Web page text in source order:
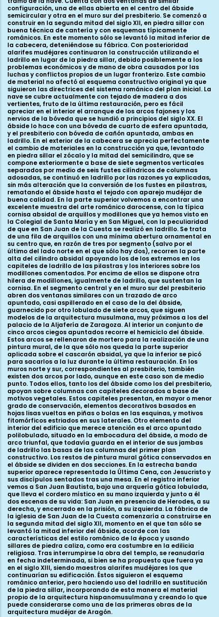
configuración, una de ellas abierta en el centro del ábside
semicircular y otra en el muro sur del presbiterio. Se comenzó a
construir en la segunda mitad del siglo XII, en piedra sillar con
buena técnica de cantería y con esquemas típicamente
románicos. En este momento sólo se levantó la mitad inferior de
la cabecera, deteniéndose su fábrica. Con posterioridad
alarifes mudéjares continuaron la construcción utilizando el
ladrillo en lugar de la piedra sillar, debido posiblemente a los
problemas económicos y de mano de obra causados por las
luchas y conflictos propios de un lugar fronterizo. Este cambio
de material no afectó al esquema constructivo original ya que
siguieron las directrices del sistema románico del plan inicial. La
nave se cubre actualmente con tejado de madera a dos
vertientes, fruto de la última restauración, pero es fácil
apreciar en el interior el arranque de los arcos fajones y los
nervios de la bóveda que se hundió a principios del siglo XX. El
ábside lo hace con una bóveda de cuarto de esfera apuntada,
y el presbiterio con bóveda de cañón apuntada, ambas en
ladrillo. En el exterior de la cabecera se aprecia perfectamente
el cambio de materiales en la construcción ya que, levantado
en piedra sillar el zócalo y la mitad del semicilindro, que se
compone exteriormente a base de siete segmentos verticales
separados por medio de seis fustes cilíndricos de columnas
adosadas, se continuó en ladrillo por las razones ya explicadas,
sin más alteración que la conversión de los fustes en pilastras,
rematando el ábside hasta el tejado con aparejo mudéjar de
buena calidad. En la parte superior volvemos a encontrar una
excelente muestra del arte románico darocense, con la típica
cornisa absidal de arquillos y modillones que ya hemos visto en
la Colegial de Santa María y en San Miguel, con la peculiaridad
de que en San Juan de la Cuesta se realizó en ladrillo. Se trata
de una fila de arquillos con una mínima abertura ornamental en
su centro que, en razón de tres por segmento (salvo por el
último del lado norte en el que sólo hay dos), recorren la parte
alta del cilindro absidal apoyando los de los extremos en los
capiteles de ladrillo de las pilastras y los interiores sobre los
modillones comentados. Por encima de ellos se dispone otra
hilera de modillones, igualmente de ladrillo, que sustentan la
cornisa. En el segmento central y en el muro sur del presbiterio
abren dos ventanas similares con un trazado de arco
apuntado, casi aspillerado en el caso de la del ábside,
guarnecido por otro lobulado de siete arcos, que siguen
modelos de la arquitectura musulmana, muy próximos a los del
palacio de la Aljafería de Zaragoza. Al interior un conjunto de
cinco arcos ciegos apuntados recorre el hemiciclo del ábside.
Estos arcos se rellenaron de mortero para la realización de una
pintura mural, de la que sólo nos queda la parte superior
aplicada sobre el cascarón absidal, ya que la inferior se picó
para sacarlos a la luz durante la última restauración. En los
muros norte y sur, correspondientes al presbiterio, también
existen dos arcos por lado, aunque en este caso son de medio
punto. Todos ellos, tanto los del ábside como los del presbiterio,
apoyan sobre columnas con capiteles decorados a base de
motivos vegetales. Estos capiteles presentan, en mayor o menor
grado de conservación, elementos decorativos basados en
hojas lisas vueltas en piñas o bolas en las esquinas, y motivos
fitomórficos estriados en sus laterales. Otro elemento del
interior del edificio que merece atención es el arco apuntado
polilobulado, situado en la embocadura del ábside, a modo de
arco triunfal, que todavía guarda en el interior de sus jambas
de ladrillo las basas de las columnas del primer plan
constructivo. Los restos de pintura mural gótica conservados en
el ábside se dividen en dos secciones. En la estrecha banda
superior aparece representada la Última Cena, con Jesucristo y
sus discípulos sentados tras una mesa. En el registro inferior
vemos a San Juan Bautista, bajo una arquería gótica lobulada,
que lleva el cordero místico en su mano izquierda y junto a él
dos escenas de su vida: San Juan en presencia de Herodes, a su
derecha, y encerrado en la prisión, a su izquierda. La fábrica de
la iglesia de San Juan de la Cuesta comenzaría a construirse en
la segunda mitad del siglo XII, momento en el que tan sólo se
levantó la mitad inferior del ábside, acorde con las
características del estilo románico de la época y usando
sillares de piedra caliza, como era costumbre en la edilicia
religiosa. Tras interrumpirse la obra del templo, se reanudaría
en fecha indeterminada, si bien se ha propuesto que fuera ya
en el siglo XIII, siendo maestros alarifes mudéjares los que
continuarían su edificación. Éstos siguieron el esquema
románico anterior, pero haciendo uso del ladrillo en sustitución
de la piedra sillar, incorporando de esta manera el material
propio de la arquitectura hispanomusulmana y creando lo que
puede considerarse como una de las primeras obras de la
arquitectura mudéjar de Aragón.